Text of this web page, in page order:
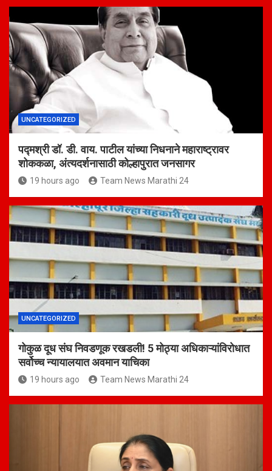
UNCATEGORIZED
पद्मश्री डॉ. डी. वाय. पाटील यांच्या निधनाने महाराष्ट्रावर
शोककळा, अंत्यदर्शनासाठी कोल्हापुरात जनसागर
19 hours ago Team News Marathi 24
UNCATEGORIZED
गोकुळ दूध संघ निवडणूक रखडली! 5 मोठ्या अधिकाऱ्यांविरोधात
सर्वोच्च न्यायालयात अवमान याचिका
19 hours ago Team News Marathi 24